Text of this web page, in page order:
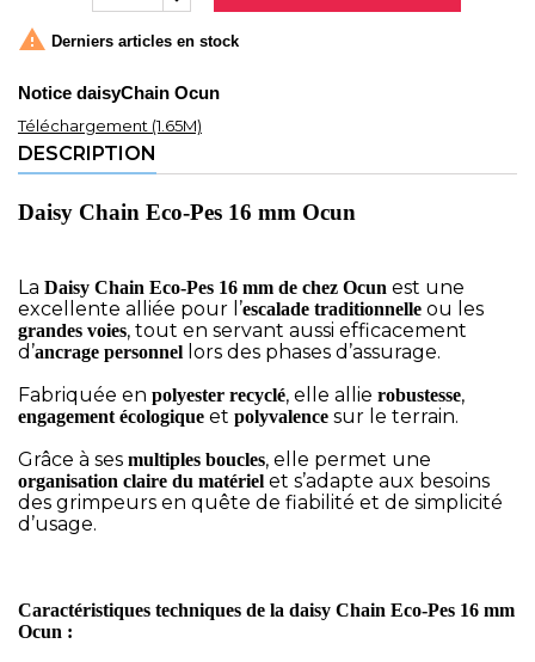
 Derniers articles en stock
Notice daisyChain Ocun
Téléchargement (1.65M)
DESCRIPTION
Daisy Chain Eco-Pes 16 mm Ocun
La Daisy Chain Eco-Pes 16 mm de chez Ocun est une
excellente alliée pour l’escalade traditionnelle ou les
grandes voies, tout en servant aussi efficacement
d’ancrage personnel lors des phases d’assurage.
Fabriquée en polyester recyclé, elle allie robustesse,
engagement écologique et polyvalence sur le terrain.
Grâce à ses multiples boucles, elle permet une
organisation claire du matériel et s’adapte aux besoins
des grimpeurs en quête de fiabilité et de simplicité
d’usage.
Caractéristiques techniques de la daisy Chain Eco-Pes 16 mm
Ocun :